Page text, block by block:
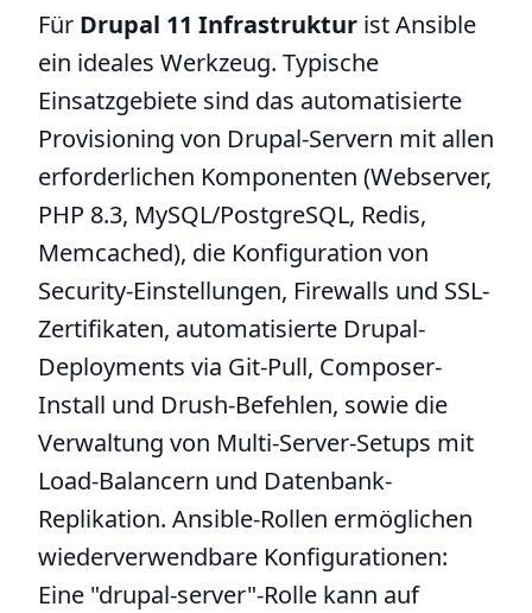
Für Drupal 11 Infrastruktur ist Ansible
ein ideales Werkzeug. Typische
Einsatzgebiete sind das automatisierte
Provisioning von Drupal-Servern mit allen
erforderlichen Komponenten (Webserver,
PHP 8.3, MySQL/PostgreSQL, Redis,
Memcached), die Konfiguration von
Security-Einstellungen, Firewalls und SSL-
Zertifikaten, automatisierte Drupal-
Deployments via Git-Pull, Composer-
Install und Drush-Befehlen, sowie die
Verwaltung von Multi-Server-Setups mit
Load-Balancern und Datenbank-
Replikation. Ansible-Rollen ermöglichen
wiederverwendbare Konfigurationen:
Eine "drupal-server"-Rolle kann auf